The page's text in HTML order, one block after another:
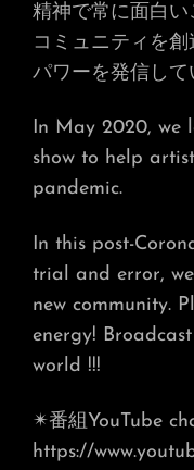
精神で常に面白
コミュニティを
パワーを発信して
In May 2020, we
show to help
pandemic.
In this post-
trial and error,
new community.
energy!
world !!!
✴︎番組YouTube
https://